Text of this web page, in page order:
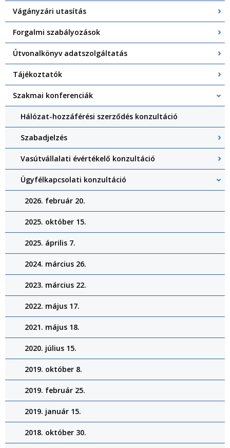
Vágányzári utasítás
Forgalmi szabályozások
Útvonalkönyv adatszolgáltatás
Tájékoztatók
Szakmai konferenciák
Hálózat-hozzáférési szerződés konzultáció
Szabadjelzés
Vasútvállalati évértékelő konzultáció
Ügyfélkapcsolati konzultáció
2026. február 20.
2025. október 15.
2025. április 7.
2024. március 26.
2023. március 22.
2022. május 17.
2021. május 18.
2020. július 15.
2019. október 8.
2019. február 25.
2019. január 15.
2018. október 30.